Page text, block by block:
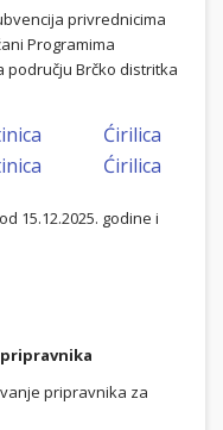
privrednicima
Programima
Brčko distritka
Ćirilica
Ćirilica
15.12.2025. godine i
pripravnika
pripravnika za